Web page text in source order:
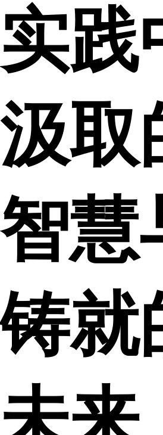
实践
汲取
智慧
铸就
未来